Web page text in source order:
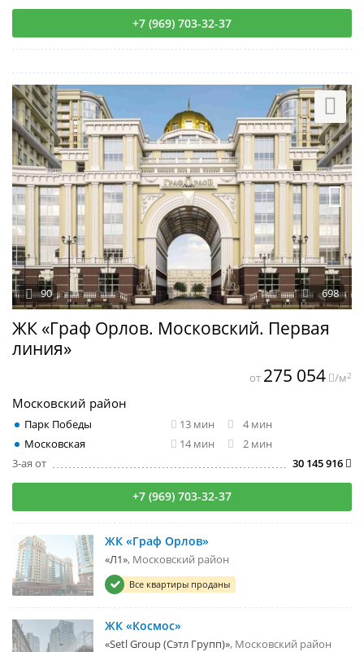
+7 (969) 703-32-37
ЖК «Граф Орлов. Московский. Первая
линия»
698
90
Московский район
Парк Победы 13 мин
4 мин
Московская
14 мин
2 мин
3-ая от
30 145 916
от 275 054 /м2
+7 (969) 703-32-37
ЖК «Граф Орлов»
«Л1» Московский район
Все квартиры проданы
ЖК «Космос»
«Setl Group (Сэтл Групп)» Московский район